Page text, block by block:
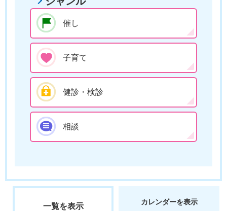
催し
子育て
健診・検診
相談
一覧を表示 カレンダーを表示